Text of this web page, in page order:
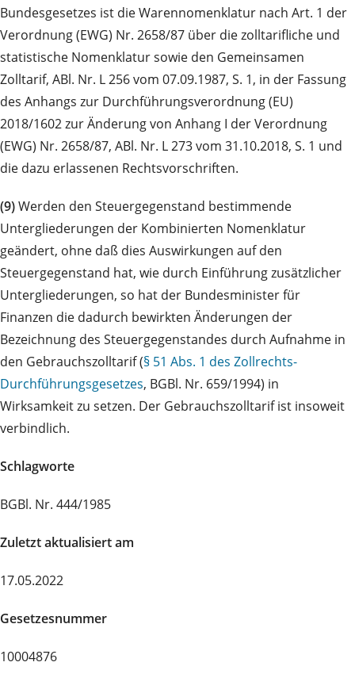
Bundesgesetzes ist die Warennomenklatur nach Art. 1 der
Verordnung (EWG) Nr. 2658/87 über die zolltarifliche und
statistische Nomenklatur sowie den Gemeinsamen
Zolltarif, ABl. Nr. L 256 vom 07.09.1987, S. 1, in der Fassung
des Anhangs zur Durchführungsverordnung (EU)
2018/1602 zur Änderung von Anhang I der Verordnung
(EWG) Nr. 2658/87, ABl. Nr. L 273 vom 31.10.2018, S. 1 und
die dazu erlassenen Rechtsvorschriften.
(9)Werden den Steuergegenstand bestimmende
Untergliederungen der Kombinierten Nomenklatur
geändert, ohne daß dies Auswirkungen auf den
Steuergegenstand hat, wie durch Einführung zusätzlicher
Untergliederungen, so hat der Bundesminister für
Finanzen die dadurch bewirkten Änderungen der
Bezeichnung des Steuergegenstandes durch Aufnahme in
den Gebrauchszolltarif (§ 51 Abs. 1 des Zollrechts-
Durchführungsgesetzes, BGBl. Nr. 659/1994) in
Wirksamkeit zu setzen. Der Gebrauchszolltarif ist insoweit
verbindlich.
Schlagworte
BGBl. Nr. 444/1985
Zuletzt aktualisiert am
17.05.2022
Gesetzesnummer
10004876